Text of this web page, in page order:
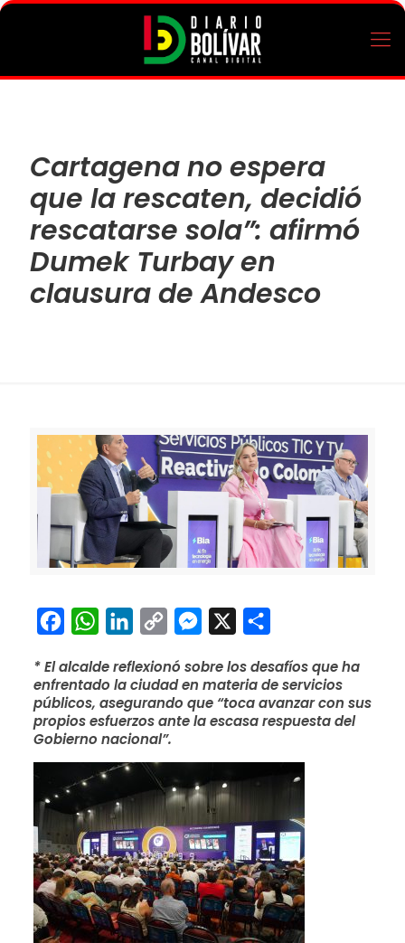
Cartagena no espera
que la rescaten, decidió
rescatarse sola”: afirmó
Dumek Turbay en
clausura de Andesco
FacebookWhatsAppLinkedIn
Copy
Messenger
* El alcalde reflexionó sobre los desafíos que ha
enfrentado la ciudad en materia de servicios
públicos, asegurando que “toca avanzar con sus
propios esfuerzos ante la escasa respuesta del
Gobierno nacional”.